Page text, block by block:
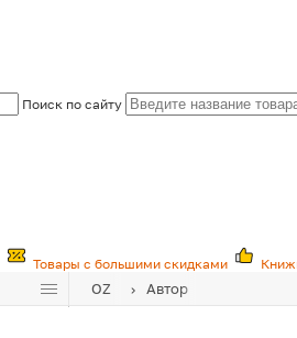
Поиск по сайту
Товары с большими скидками
OZ Автор